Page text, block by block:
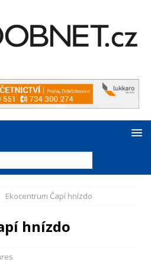
Ekocentrum Čapí hnízdo
hnízdo